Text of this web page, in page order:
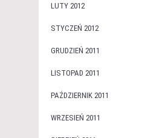
LUTY 2012
STYCZEŃ 2012
GRUDZIEŃ 2011
LISTOPAD 2011
PAŹDZIERNIK 2011
WRZESIEŃ 2011